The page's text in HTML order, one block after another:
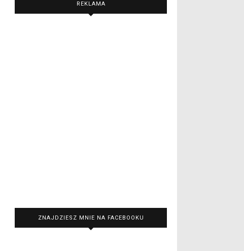
REKLAMA
ZNAJDZIESZ MNIE NA FACEBOOKU